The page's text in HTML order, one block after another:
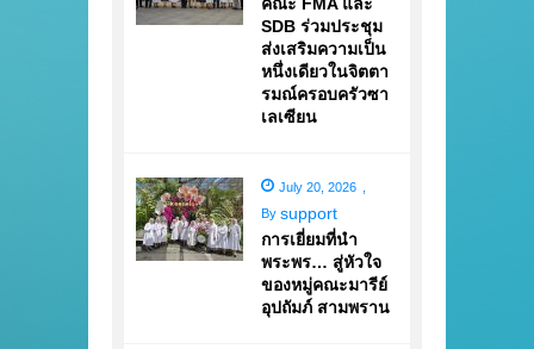
SDB ร่วมประชุม
ส่งเสริมความเป็น
หนึ่งเดียวในจิตตา
รมณ์ครอบครัวซา
เลเซียน
July 20, 2026
By support
การเยี่ยมที่นำ
พระพร… สู่หัวใจ
ของหมู่คณะมารีย์
อุปถัมภ์ สามพราน